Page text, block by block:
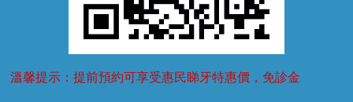
溫馨提示：提前預約可享受惠民睇牙特惠價，免診金